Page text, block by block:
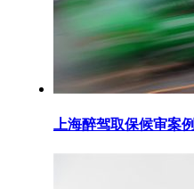
上海醉驾取保候审案例